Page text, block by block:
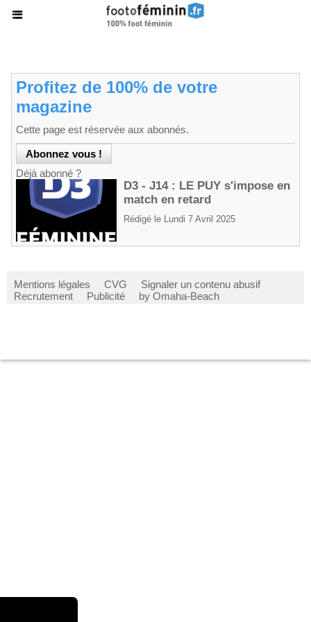
Profitez de 100% de votre
magazine
Cette page est réservée aux abonnés.
Déjà abonné ?
D3 - J14 : LE PUY s'impose en
match en retard
Rédigé le Lundi 7 Avril 2025
Mentions légales CVG
Signaler un contenu abusif
Recrutement
Publicité by Omaha-Beach